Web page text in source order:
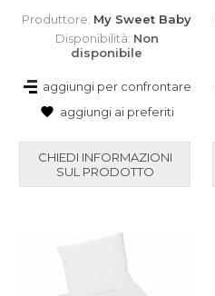
Produttore: My Sweet Baby
Disponibilità: Non
disponibile
aggiungi per confrontare
aggiungi ai preferiti
CHIEDI INFORMAZIONI
SUL PRODOTTO